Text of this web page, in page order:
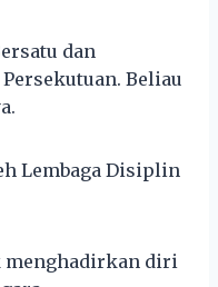
dan
Beliau
Lembaga Disiplin
menghadirkan diri